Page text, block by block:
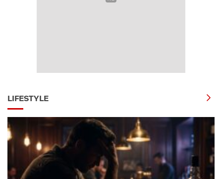
LIFESTYLE